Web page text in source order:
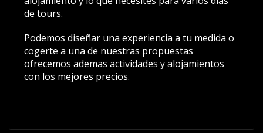
de tours.
Podemos diseñar una experiencia a tu medida o
cogerte a una de nuestras propuestas
ofrecemos ademas actividades y alojamientos
con los mejores precios.